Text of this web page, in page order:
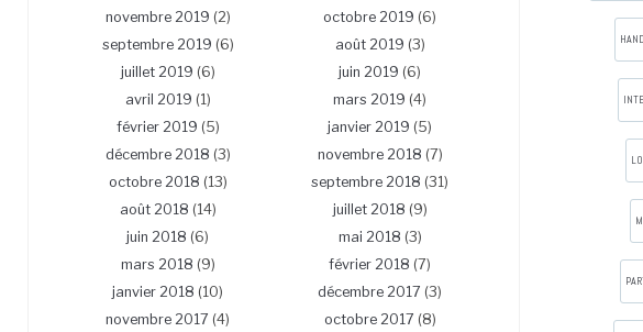
novembre 2019 (2) octobre 2019 (6)
septembre 2019 (6) août 2019 (3)
juillet 2019 (6) juin 2019 (6)
avril 2019 (1) mars 2019 (4)
février 2019 (5) janvier 2019 (5)
décembre 2018 (3) novembre 2018 (7)
octobre 2018 (13) septembre 2018 (31)
août 2018 (14) juillet 2018 (9)
juin 2018 (6) mai 2018 (3)
mars 2018 (9) février 2018 (7)
janvier 2018 (10) décembre 2017 (3)
novembre 2017 (4) octobre 2017 (8)